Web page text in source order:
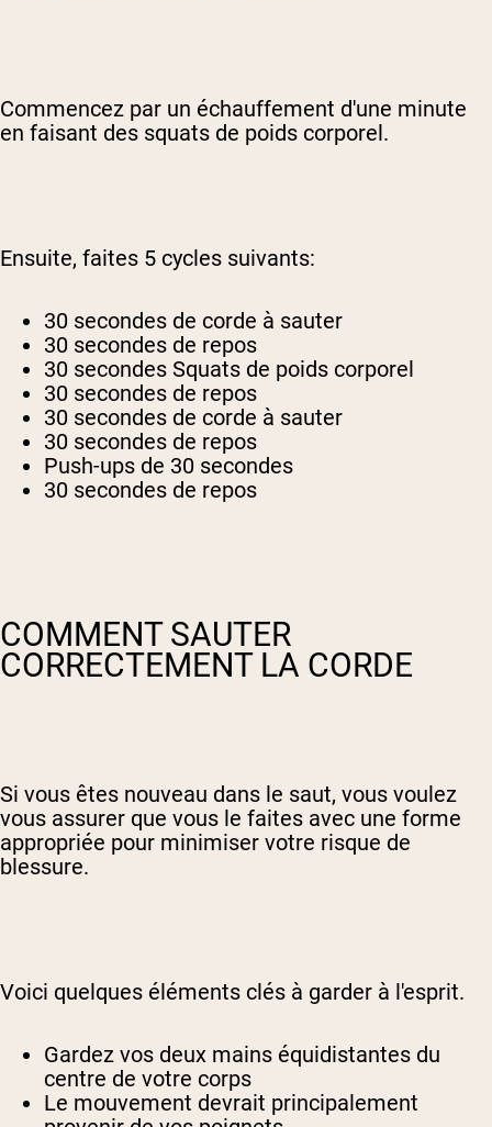
Commencez par un échauffement d'une minute
en faisant des squats de poids corporel.
Ensuite, faites 5 cycles suivants:
30 secondes de corde à sauter
30 secondes de repos
30 secondes Squats de poids corporel
30 secondes de repos
30 secondes de corde à sauter
30 secondes de repos
Push-ups de 30 secondes
30 secondes de repos
COMMENT SAUTER
CORRECTEMENT LA CORDE
Si vous êtes nouveau dans le saut, vous voulez
vous assurer que vous le faites avec une forme
appropriée pour minimiser votre risque de
blessure.
Voici quelques éléments clés à garder à l'esprit.
Gardez vos deux mains équidistantes du
centre de votre corps
Le mouvement devrait principalement